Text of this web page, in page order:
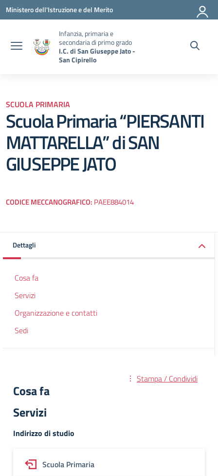
Vai ai contenuti
Vai al menu di navigazione
Vai al footer
Ministero dell'Istruzione e del Merito
Infanzia, primaria e
secondaria di primo grado
I.C. di San Giuseppe Jato -
San Cipirello
SCUOLA PRIMARIA
Scuola Primaria “PIERSANTI
MATTARELLA” di SAN
GIUSEPPE JATO
CODICE MECCANOGRAFICO: PAEE884014
Dettagli
Cosa fa
Servizi
Organizzazione e contatti
Sedi
Stampa / Condividi
Cosa fa
Servizi
Indirizzo di studio
Scuola Primaria